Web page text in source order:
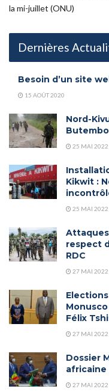
la mi-juillet (ONU)
Dernières
Besoin d’un site
15 AOÛT 2020
Nord-
25 MAI 2022
Kikwit :
25 MAI 2022
respect
RDC
27 MAI 2022
Félix
27 MAI 2022
Dossier
africaine
27 MAI 2022